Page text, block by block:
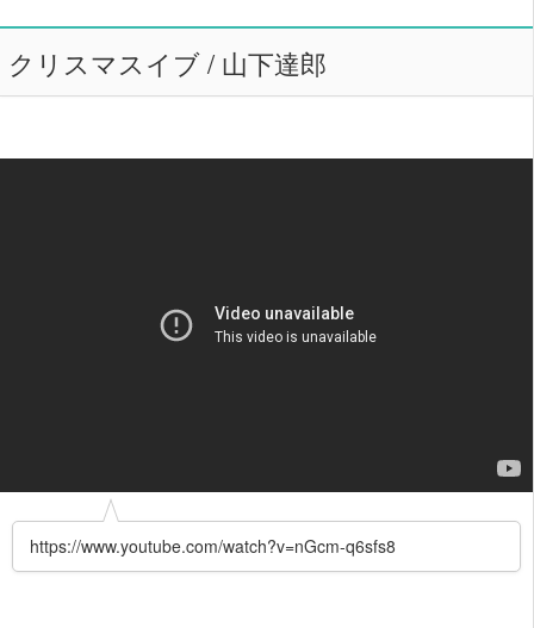
クリスマスイブ / 山下達郎
https://www.youtube.com/watch?v=nGcm-q6sfs8